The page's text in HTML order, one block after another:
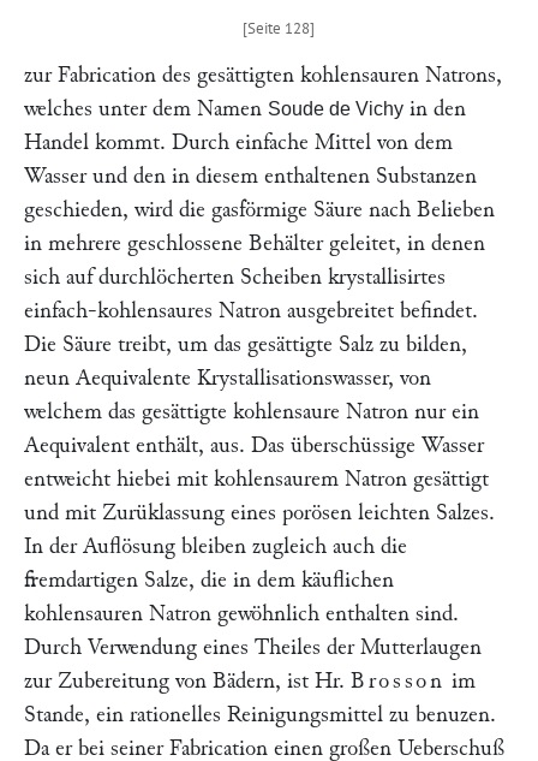
zur Fabrication des gesättigten kohlensauren Natrons,
welches unter dem Namen Soude de Vichy in den
Handel kommt. Durch einfache Mittel von dem
Wasser und den in diesem enthaltenen Substanzen
geschieden, wird die gasförmige Säure nach Belieben
in mehrere geschlossene Behälter geleitet, in denen
sich auf durchlöcherten Scheiben krystallisirtes
einfach-kohlensaures Natron ausgebreitet befindet.
Die Säure treibt, um das gesättigte Salz zu bilden,
neun Aequivalente Krystallisationswasser, von
welchem das gesättigte kohlensaure Natron nur ein
Aequivalent enthält, aus. Das überschüssige Wasser
entweicht hiebei mit kohlensaurem Natron gesättigt
und mit Zurüklassung eines porösen leichten Salzes.
In der Auflösung bleiben zugleich auch die
fremdartigen Salze, die in dem käuflichen
kohlensauren Natron gewöhnlich enthalten sind.
Durch Verwendung eines Theiles der Mutterlaugen
zur Zubereitung von Bädern, ist Hr. Brosson im
Stande, ein rationelles Reinigungsmittel zu benuzen.
Da er bei seiner Fabrication einen großen Ueberschuß